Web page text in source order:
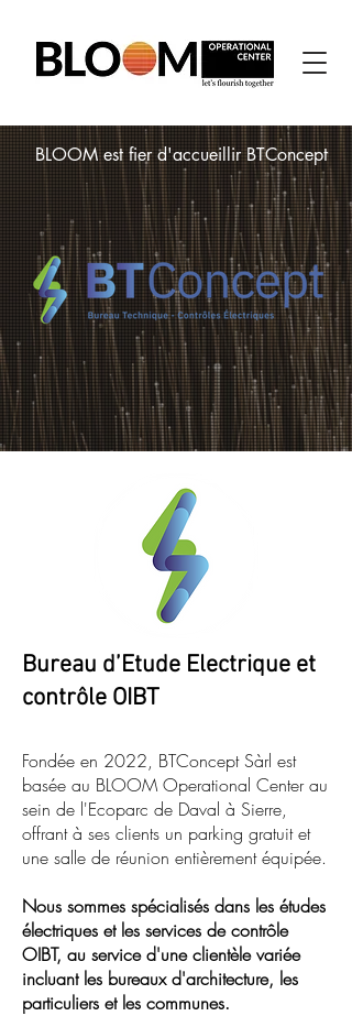
BLOOM est fier d'accueillir BTConcept
Bureau d’Etude Electrique et
contrôle OIBT
Fondée en 2022, BTConcept Sàrl est
basée au BLOOM Operational Center au
sein de l'Ecoparc de Daval à Sierre,
offrant à ses clients un parking gratuit et
une salle de réunion entièrement équipée.
Nous sommes spécialisés dans les études
électriques et les services de contrôle
OIBT, au service d'une clientèle variée
incluant les bureaux d'architecture, les
particuliers et les communes.